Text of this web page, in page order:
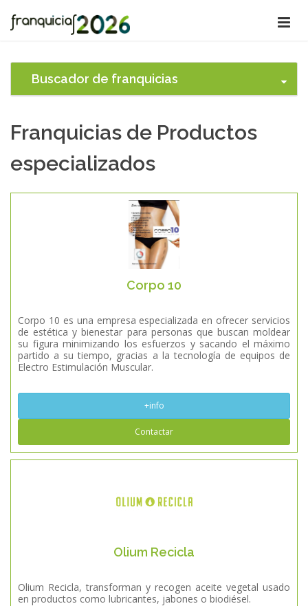
Buscador de franquicias
Franquicias de Productos
especializados
Corpo 10
Corpo 10 es una empresa especializada en ofrecer servicios
de estética y bienestar para personas que buscan moldear
su figura minimizando los esfuerzos y sacando el máximo
partido a su tiempo, gracias a la tecnología de equipos de
Electro Estimulación Muscular.
+info
Contactar
Olium Recicla
Olium Recicla, transforman y recogen aceite vegetal usado
en productos como lubricantes, jabones o biodiésel.